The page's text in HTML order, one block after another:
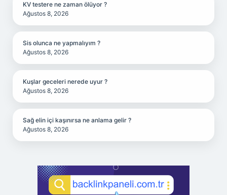
KV testere ne zaman ölüyor ?
Ağustos 8, 2026
Sis olunca ne yapmalıyım ?
Ağustos 8, 2026
Kuşlar geceleri nerede uyur ?
Ağustos 8, 2026
Sağ elin içi kaşınırsa ne anlama gelir ?
Ağustos 8, 2026